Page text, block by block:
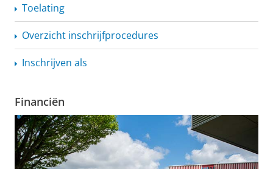
Toelating
Overzicht inschrijfprocedures
Inschrijven als
Financiën